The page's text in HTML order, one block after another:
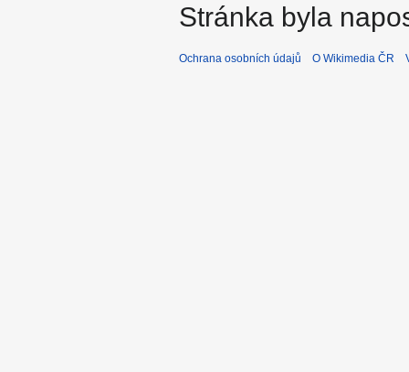
Stránka byla
Ochrana osobních údajů O Wikimedia ČR